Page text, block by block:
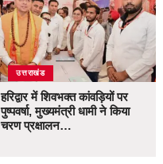
उत्तराखंड
हरिद्वार में शिवभक्त कांवड़ियों पर
पुष्पवर्षा, मुख्यमंत्री धामी ने किया
चरण प्रक्षालन…